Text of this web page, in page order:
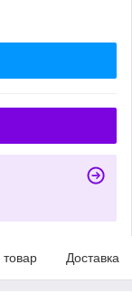
товар Доставка